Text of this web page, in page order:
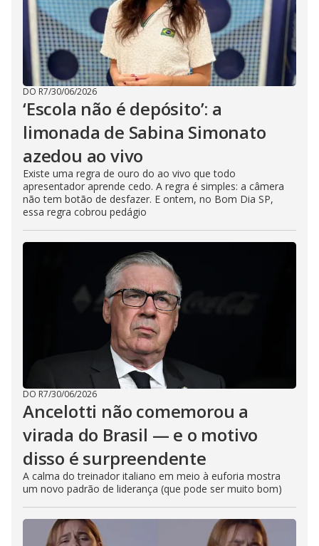
DO R7/30/06/2026
‘Escola não é depósito’: a
limonada de Sabina Simonato
azedou ao vivo
Existe uma regra de ouro do ao vivo que todo
apresentador aprende cedo. A regra é simples: a câmera
não tem botão de desfazer. E ontem, no Bom Dia SP,
essa regra cobrou pedágio
DO R7/30/06/2026
Ancelotti não comemorou a
virada do Brasil — e o motivo
disso é surpreendente
A calma do treinador italiano em meio à euforia mostra
um novo padrão de liderança (que pode ser muito bom)